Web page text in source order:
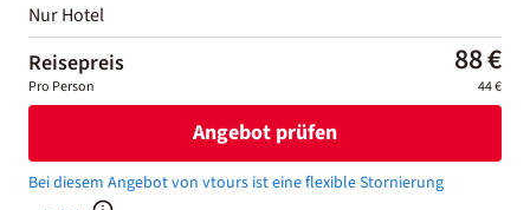
Nur Hotel
Reisepreis 88 €
Pro Person 44 €
Angebot prüfen
Bei diesem Angebot von vtours ist eine flexible Stornierung